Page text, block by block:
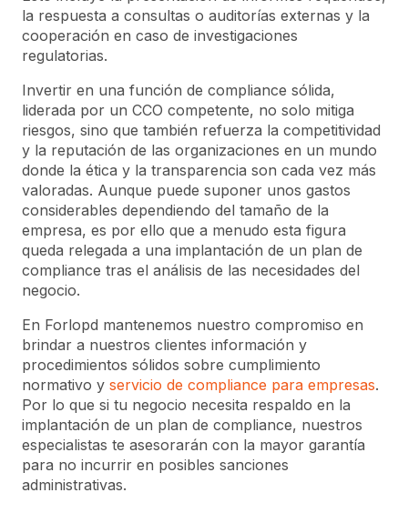
la respuesta a consultas o auditorías externas y la
cooperación en caso de investigaciones
regulatorias.
Invertir en una función de compliance sólida,
liderada por un CCO competente, no solo mitiga
riesgos, sino que también refuerza la competitividad
y la reputación de las organizaciones en un mundo
donde la ética y la transparencia son cada vez más
valoradas. Aunque puede suponer unos gastos
considerables dependiendo del tamaño de la
empresa, es por ello que a menudo esta figura
queda relegada a una implantación de un plan de
compliance tras el análisis de las necesidades del
negocio.
En Forlopd mantenemos nuestro compromiso en
brindar a nuestros clientes información y
procedimientos sólidos sobre cumplimiento
normativo y servicio de compliance para empresas.
Por lo que si tu negocio necesita respaldo en la
implantación de un plan de compliance, nuestros
especialistas te asesorarán con la mayor garantía
para no incurrir en posibles sanciones
administrativas.